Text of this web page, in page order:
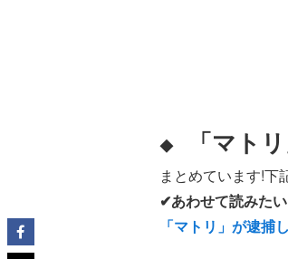
◆ 「マト
まとめています!下
✔あわせて読みたい
「マトリ」が逮